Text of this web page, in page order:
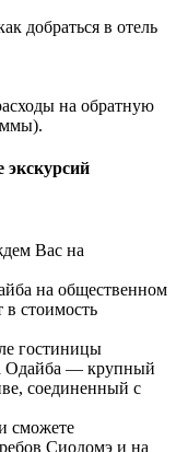
добраться в отель
на обратную
экскурсий
Вас на
на общественном
в стоимость
гостиницы
Одайба — крупный
соединенный с
сможете
Сиодомэ и на